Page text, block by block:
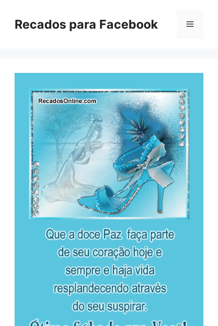
paraRecados para Facebook Menu